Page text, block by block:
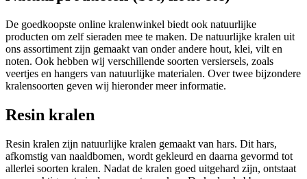
De goedkoopste online kralenwinkel biedt ook natuurlijke
producten om zelf sieraden mee te maken. De natuurlijke kralen uit
ons assortiment zijn gemaakt van onder andere hout, klei, vilt en
noten. Ook hebben wij verschillende soorten versiersels, zoals
veertjes en hangers van natuurlijke materialen. Over twee bijzondere
kralensoorten geven wij hieronder meer informatie.
Resin kralen
Resin kralen zijn natuurlijke kralen gemaakt van hars. Dit hars,
afkomstig van naaldbomen, wordt gekleurd en daarna gevormd tot
allerlei soorten kralen. Nadat de kralen goed uitgehard zijn, ontstaat